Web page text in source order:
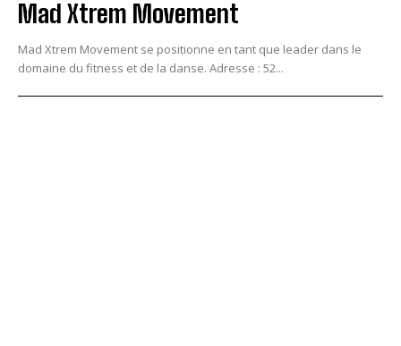
Mad Xtrem Movement
Mad Xtrem Movement se positionne en tant que leader dans le
domaine du fitness et de la danse. Adresse : 52...